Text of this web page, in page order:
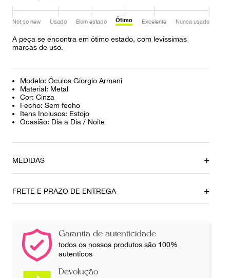
Not so new Usado Bom estado Ótimo Excelente Nunca usado
A peça se encontra em ótimo estado, com levíssimas
marcas de uso.
Modelo: Óculos Giorgio Armani
Material: Metal
Cor: Cinza
Fecho: Sem fecho
Itens Inclusos: Estojo
Ocasião: Dia a Dia / Noite
MEDIDAS
5,5cm
FRETE E PRAZO DE ENTREGA
Garantia de autenticidade
todos os nossos produtos são 100%
autenticos
Devolução